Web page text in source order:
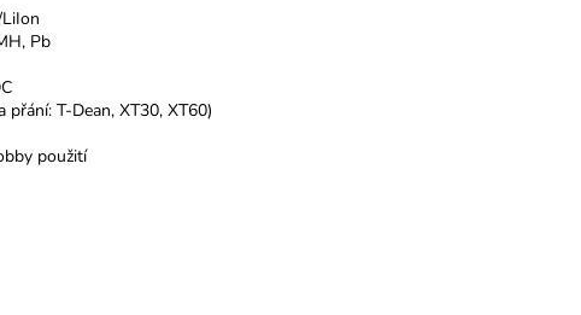
Pb
T-Dean, XT30, XT60)
použití